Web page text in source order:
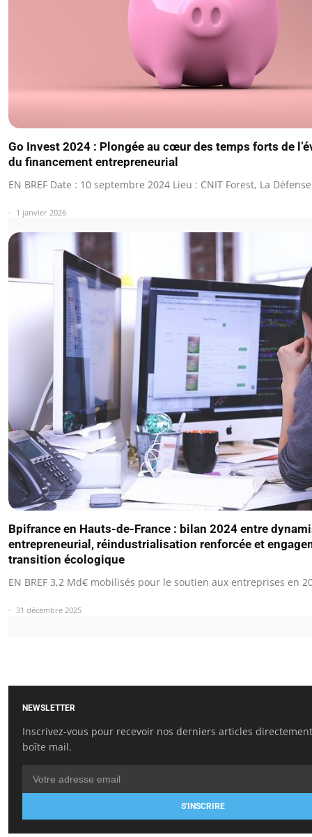
Go Invest 2024 : Plongée au cœur des temps forts de
du financement entrepreneurial
EN BREF Date : 10 septembre 2024 Lieu : CNIT Forest, La
1 janvier 2026
Bpifrance en Hauts-de-France : bilan 2024 entre
entrepreneurial, réindustrialisation renforcée et
transition écologique
EN BREF 3,2 Md€ mobilisés pour le soutien aux entreprises en
31 décembre 2025
NEWSLETTER
Inscrivez-vous pour recevoir nos derniers articles
boîte mail.
S'INSCRIRE